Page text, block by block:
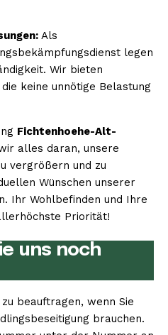
Als
legen
Wir bieten
keine unnötige Belastung
Fichtenhoehe-Alt-
alles daran, unsere
vergrößern und zu
Wünschen unserer
Ihr Wohlbefinden und Ihre
Priorität!
uns noch
beauftragen, wenn Sie
brauchen.